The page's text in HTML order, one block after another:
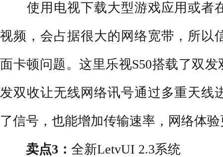
使用电视下载大型游戏应用或者
视频 ，会占据很大的网络宽带，所以
面卡顿问题。这里乐视S50搭载了双
发双收让无线网络讯号通过多重天线
了信号，也能增加传输速率，网络体
卖点3： 全新LetvUI 2.3系统